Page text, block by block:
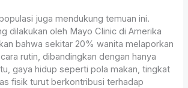
juga mendukung temuan ini.
dilakukan oleh Mayo Clinic di Amerika
bahwa sekitar 20% wanita melaporkan
rutin, dibandingkan dengan hanya
gaya hidup seperti pola makan, tingkat
fisik turut berkontribusi terhadap